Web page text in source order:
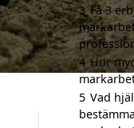
3 Få 3
4 Hur
5 Vad